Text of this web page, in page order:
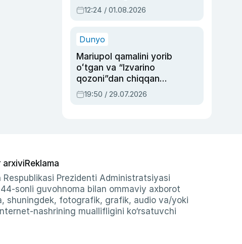
Oripovni siyosiy
ayblovlardan asrab
12:24 / 01.08.2026
Dunyo
Mariupol qamalini yorib
oʻtgan va “Izvarino
qozoni”dan chiqqan
qahramon — Ukraina
armiyasi bosh
19:50 / 29.07.2026
arxiviReklama
Prezidenti Administratsiyasi
sonli guvohnoma bilan ommaviy axborot
shuningdek, fotografik, grafik, audio va/yoki
nashrining muallifligini ko‘rsatuvchi